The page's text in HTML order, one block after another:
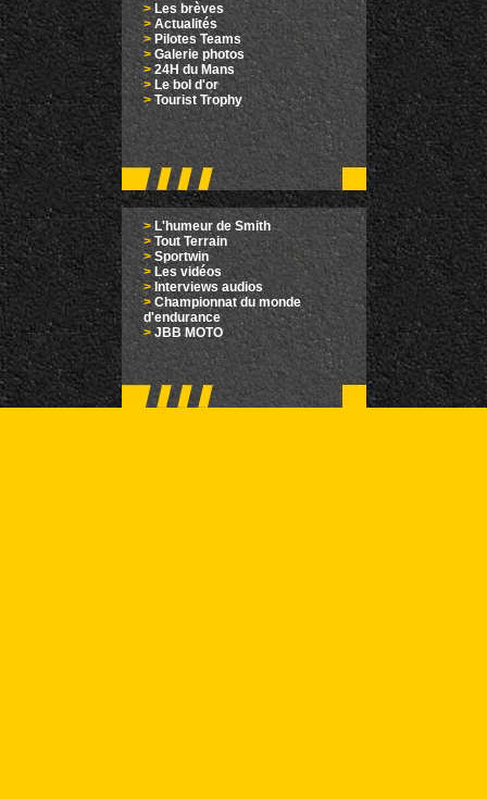
>Les brèves
> Actualités
> Pilotes Teams
>Galerie photos
>24H du Mans
>Le bol d'or
> Tourist Trophy
>L'humeur de Smith
> Tout Terrain
> Sportwin
> Les vidéos
> Interviews audios
>Championnat du monde
d'endurance
> JBB MOTO